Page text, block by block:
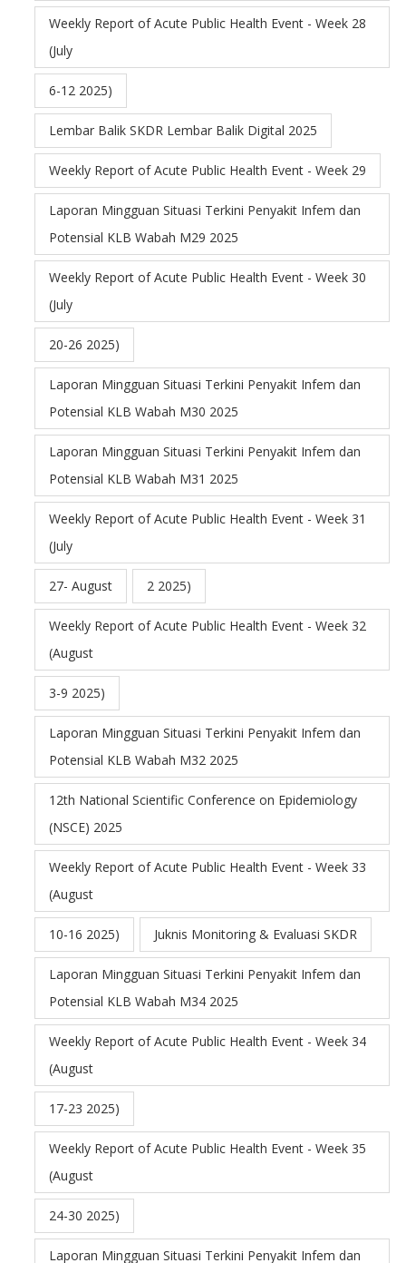
Weekly Report of Acute Public Health Event - Week 28
(July
6-12 2025)
Lembar Balik SKDR Lembar Balik Digital 2025
Weekly Report of Acute Public Health Event - Week 29
Laporan Mingguan Situasi Terkini Penyakit Infem dan
Potensial KLB Wabah M29 2025
Weekly Report of Acute Public Health Event - Week 30
(July
20-26 2025)
Laporan Mingguan Situasi Terkini Penyakit Infem dan
Potensial KLB Wabah M30 2025
Laporan Mingguan Situasi Terkini Penyakit Infem dan
Potensial KLB Wabah M31 2025
Weekly Report of Acute Public Health Event - Week 31
(July
27- August 2 2025)
Weekly Report of Acute Public Health Event - Week 32
(August
3-9 2025)
Laporan Mingguan Situasi Terkini Penyakit Infem dan
Potensial KLB Wabah M32 2025
12th National Scientific Conference on Epidemiology
(NSCE) 2025
Weekly Report of Acute Public Health Event - Week 33
(August
10-16 2025) Juknis Monitoring & Evaluasi SKDR
Laporan Mingguan Situasi Terkini Penyakit Infem dan
Potensial KLB Wabah M34 2025
Weekly Report of Acute Public Health Event - Week 34
(August
17-23 2025)
Weekly Report of Acute Public Health Event - Week 35
(August
24-30 2025)
Laporan Mingguan Situasi Terkini Penyakit Infem dan